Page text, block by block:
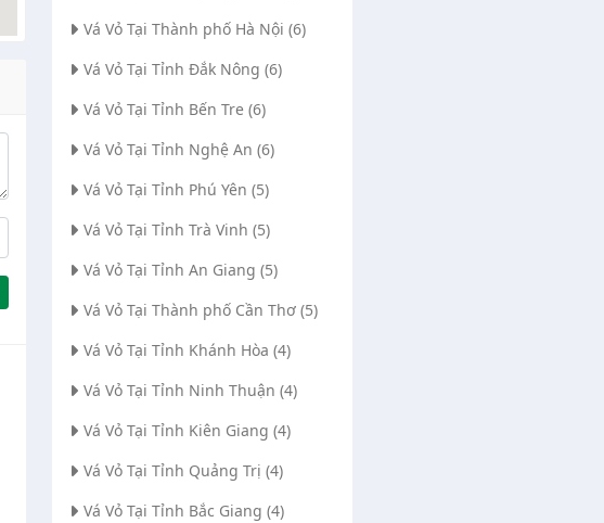
Vá Vỏ Tại Thành phố Hà Nội (6)
Vá Vỏ Tại Tỉnh Đắk Nông (6)
Vá Vỏ Tại Tỉnh Bến Tre (6)
Vá Vỏ Tại Tỉnh Nghệ An (6)
Vá Vỏ Tại Tỉnh Phú Yên (5)
Vá Vỏ Tại Tỉnh Trà Vinh (5)
Vá Vỏ Tại Tỉnh An Giang (5)
Vá Vỏ Tại Thành phố Cần Thơ (5)
Vá Vỏ Tại Tỉnh Khánh Hòa (4)
Vá Vỏ Tại Tỉnh Ninh Thuận (4)
Vá Vỏ Tại Tỉnh Kiên Giang (4)
Vá Vỏ Tại Tỉnh Quảng Trị (4)
Vá Vỏ Tại Tỉnh Bắc Giang (4)